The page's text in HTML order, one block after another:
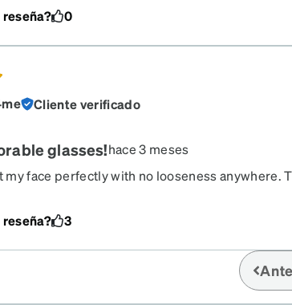
and having fun these are definitely it!
reseña? 0
Cliente verificado
glasses!hace 3 meses
my face perfectly with no looseness anywhere.
transition with the Zenni Guard, so they also
reseña? 3